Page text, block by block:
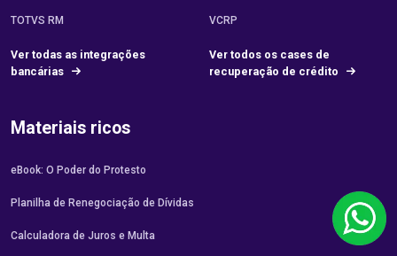
TOTVS RM
Ver todas as integrações
bancárias
VCRP
Ver todos os cases de
recuperação de crédito
Materiais ricos
eBook: O Poder do Protesto
Planilha de Renegociação de Dívidas
Calculadora de Juros e Multa